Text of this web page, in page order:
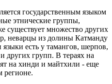
государственным языком
этнические группы,
существует множество других
неварцы из долины Катманду
есть у тамангов, шерпов,
других групп. В тераях на
на хинди и майтхили - еще
регионе.